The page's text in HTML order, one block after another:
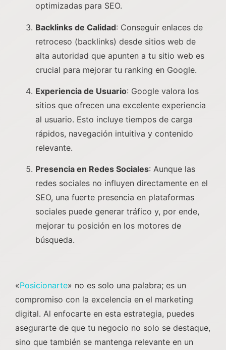
optimizadas para SEO.
Backlinks de Calidad: Conseguir enlaces de
retroceso (backlinks) desde sitios web de
alta autoridad que apunten a tu sitio web es
crucial para mejorar tu ranking en Google.
Experiencia de Usuario: Google valora los
sitios que ofrecen una excelente experiencia
al usuario. Esto incluye tiempos de carga
rápidos, navegación intuitiva y contenido
relevante.
Presencia en Redes Sociales: Aunque las
redes sociales no influyen directamente en el
SEO, una fuerte presencia en plataformas
sociales puede generar tráfico y, por ende,
mejorar tu posición en los motores de
búsqueda.
«Posicionarte» no es solo una palabra; es un
compromiso con la excelencia en el marketing
digital. Al enfocarte en esta estrategia, puedes
asegurarte de que tu negocio no solo se destaque,
sino que también se mantenga relevante en un